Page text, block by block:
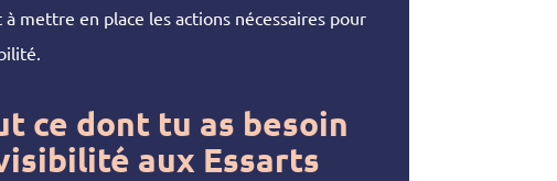
mettre en place les actions nécessaires pour
ce dont tu as besoin
aux Essarts